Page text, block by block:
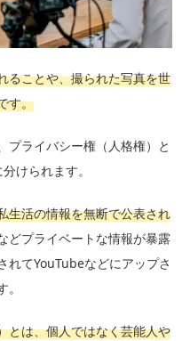
ることや、撮られた写真を世
す。
プライバシー権（人格権）と
けられます。
生活の情報を無断で公表され
どプライベートな情報が暴露
れてYouTubeなどにアップさ
とは、個人ではなく芸能人や